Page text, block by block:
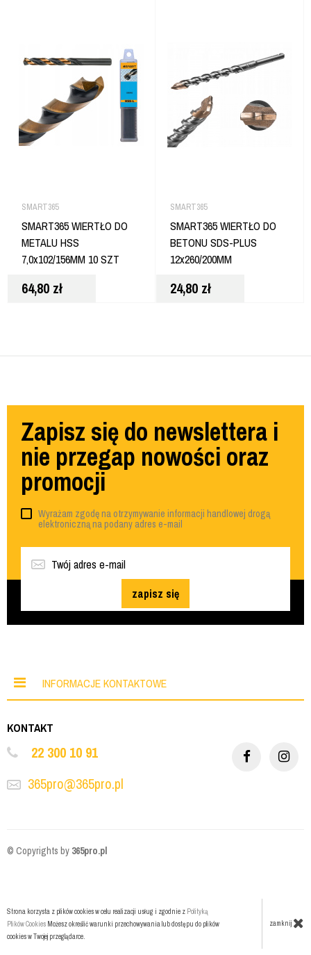
SMART365
SMART365 WIERTŁO DO
METALU HSS
7,0x102/156MM 10 SZT
64,80 zł
SMART365
SMART365 WIERTŁO DO
BETONU SDS-PLUS
12x260/200MM
24,80 zł
Zapisz się do newslettera i
nie przegap nowości oraz
promocji
Wyrażam zgodę na otrzymywanie informacji handlowej drogą
elektroniczną na podany adres e-mail
zapisz się
INFORMACJE KONTAKTOWE
KONTAKT
22 300 10 91
365pro@365pro.pl
© Copyrights by 365pro.pl
Strona korzysta z plików cookies w celu realizacji usług i zgodnie z Polityką
Plików Cookies Możesz określić warunki przechowywania lub dostępu do plików
cookies w Twojej przeglądarce.
zamknij